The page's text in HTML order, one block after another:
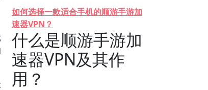
如何选择一款适合手机的顺游手游加
速器VPN？
什么是顺游手游加
速器VPN及其作
用？